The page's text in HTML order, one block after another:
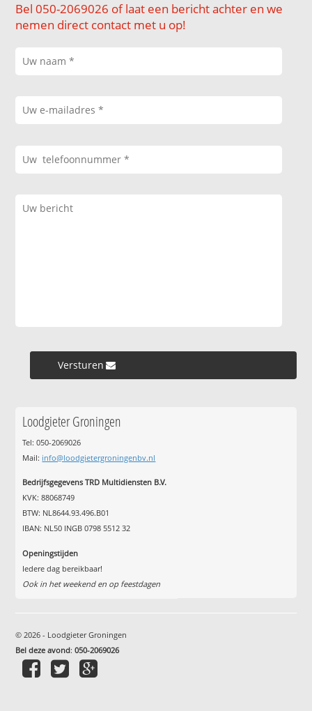
Bel 050-2069026 of laat een bericht achter en we
nemen direct contact met u op!
Versturen »
Loodgieter Groningen
Tel: 050-2069026
Mail: info@loodgietergroningenbv.nl
Bedrijfsgegevens TRD Multidiensten B.V.
KVK: 88068749
BTW: NL8644.93.496.B01
IBAN: NL50 INGB 0798 5512 32
Openingstijden
Iedere dag bereikbaar!
Ook in het weekend en op feestdagen
© 2026 - Loodgieter Groningen
Bel deze avond:050-2069026